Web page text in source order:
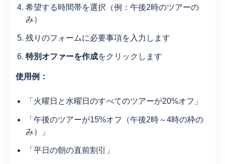
希望する時間帯を選択（例：午後2時のツアーの
み）
残りのフォームに必要事項を入力します
特別オファーを作成をクリックします
使用例：
「火曜日と水曜日のすべてのツアーが20%オフ」
「午後のツアーが15%オフ（午後2時～4時の枠の
み）」
「平日の朝の直前割引」